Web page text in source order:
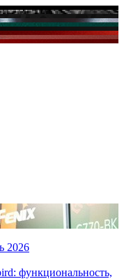
2026
функциональность,